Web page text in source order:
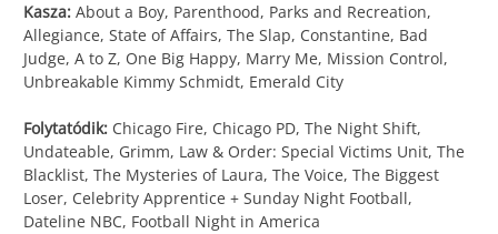
Kasza: About a Boy, Parenthood, Parks and Recreation,
Allegiance, State of Affairs, The Slap, Constantine, Bad
Judge, A to Z, One Big Happy, Marry Me, Mission Control,
Unbreakable Kimmy Schmidt, Emerald City
Folytatódik: Chicago Fire, Chicago PD, The Night Shift,
Undateable, Grimm, Law & Order: Special Victims Unit, The
Blacklist, The Mysteries of Laura, The Voice, The Biggest
Loser, Celebrity Apprentice + Sunday Night Football,
Dateline NBC, Football Night in America